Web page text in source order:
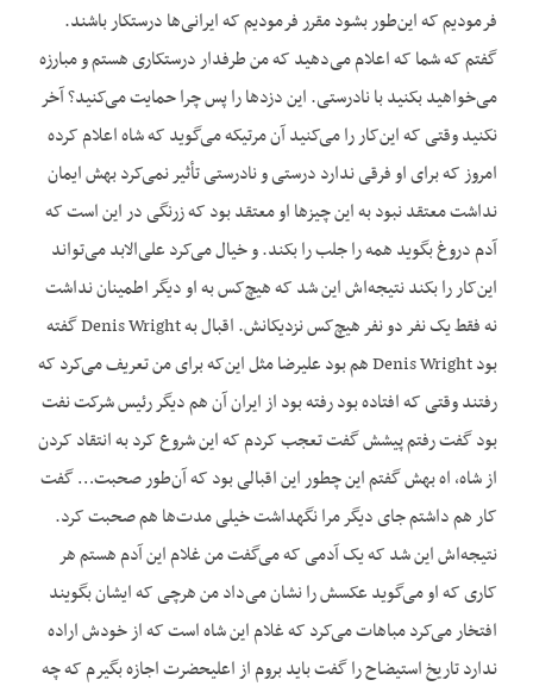
فرمودیم که این‌طور بشود مقرر فرمودیم که ایرانی‌ها درستکار باشند.
گفتم که شما که اعلام می‌دهید که من طرفدار درستکاری هستم و مبارزه
می‌خواهید بکنید با نادرستی. این دزدها را پس چرا حمایت می‌کنید؟ آخر
نکنید وقتی که این‌کار را می‌کنید آن مرتیکه می‌گوید که شاه اعلام کرده
امروز که برای او فرقی ندارد درستی و نادرستی تأثیر نمی‌کرد بهش ایمان
نداشت معتقد نبود به این چیزها او معتقد بود که زرنگی در این است که
آدم دروغ بگوید همه را جلب را بکند. و خیال می‌کرد علی‌الابد می‌تواند
این‌کار را بکند نتیجه‌اش این شد که هیچ‌کس به او دیگر اطمینان نداشت
نه فقط یک نفر دو نفر هیچ‌کس نزدیکانش. اقبال به Denis Wright گفته
بود Denis Wright هم بود علیرضا مثل این‌که برای من تعریف می‌کرد که
رفتند وقتی که افتاده بود رفته بود از ایران آن هم دیگر رئیس شرکت نفت
بود گفت رفتم پیشش گفت تعجب کردم که این شروع کرد به انتقاد کردن
از شاه، اه بهش گفتم این چطور این اقبالی بود که آن‌طور صحبت… گفت
کار هم داشتم جای دیگر مرا نگهداشت خیلی مدت‌ها هم صحبت کرد.
نتیجه‌اش این شد که یک آدمی که می‌گفت من غلام این آدم هستم هر
کاری که او می‌گوید عکسش را نشان می‌داد من هرچی که ایشان بگویند
افتخار می‌کرد مباهات می‌کرد که غلام این شاه است که از خودش اراده
ندارد تاریخ استیضاح را گفت باید بروم از اعلیحضرت اجازه بگیرم که چه